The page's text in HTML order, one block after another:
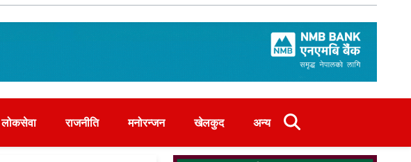
लोकसेवा राजनीति मनोरन्जन खेलकुद अन्य